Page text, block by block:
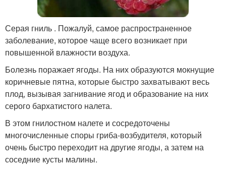
Серая гниль . Пожалуй, самое распространенное
заболевание, которое чаще всего возникает при
повышенной влажности воздуха.
Болезнь поражает ягоды. На них образуются мокнущие
коричневые пятна, которые быстро захватывают весь
плод, вызывая загнивание ягод и образование на них
серого бархатистого налета.
В этом гнилостном налете и сосредоточены
многочисленные споры гриба-возбудителя, который
очень быстро переходит на другие ягоды, а затем на
соседние кусты малины.